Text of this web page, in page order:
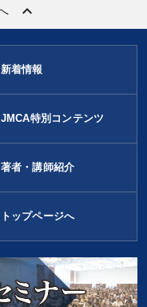
keyboard_arrow_up
新着情報
JMCA特別コンテンツ
著者・講師紹介
トップページへ